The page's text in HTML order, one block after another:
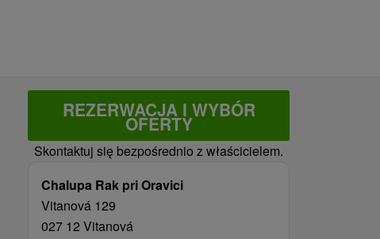
REZERWACJA I WYBÓR
OFERTY
Skontaktuj się bezpośrednio z właścicielem.
Chalupa Rak pri Oravici
Vitanová 129
027 12 Vitanová